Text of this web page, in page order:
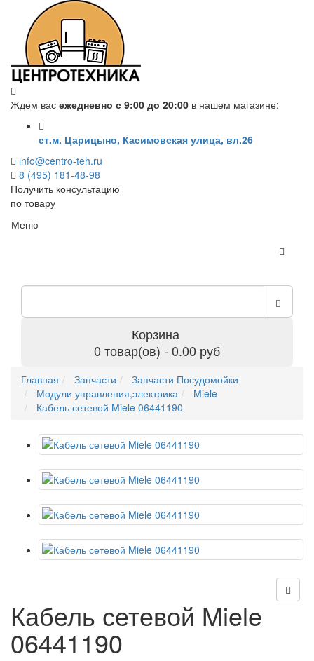
Ждем вас ежедневно с 9:00 до 20:00 в нашем магазине:
ст.м. Царицыно, Касимовская улица, вл.26
info@centro-teh.ru
8 (495) 181-48-98
Получить консультацию
по товару
Меню
Корзина
0 товар(ов) - 0.00 руб
Главная Запчасти
Запчасти Посудомойки
Модули управления,электрика
Miele
Кабель сетевой Miele 06441190
Кабель сетевой Miele
06441190